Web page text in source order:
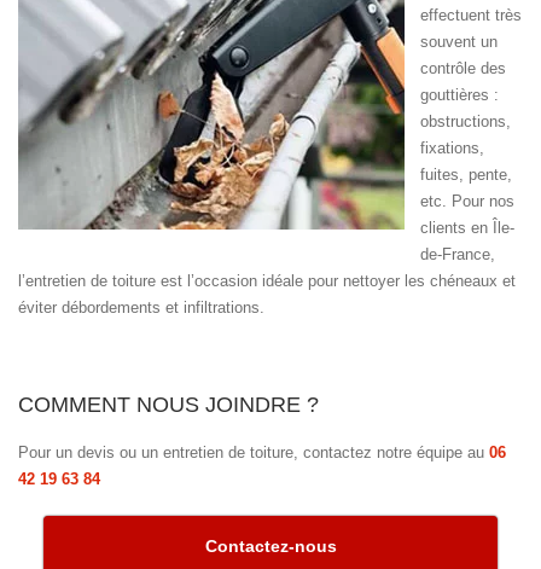
effectuent très
souvent un
contrôle des
gouttières :
obstructions,
fixations,
fuites, pente,
etc. Pour nos
clients en Île-
de-France,
l’entretien de toiture est l’occasion idéale pour nettoyer les chéneaux et
éviter débordements et infiltrations.
COMMENT NOUS JOINDRE ?
Pour un devis ou un entretien de toiture, contactez notre équipe au 06
42 19 63 84
Contactez-nous